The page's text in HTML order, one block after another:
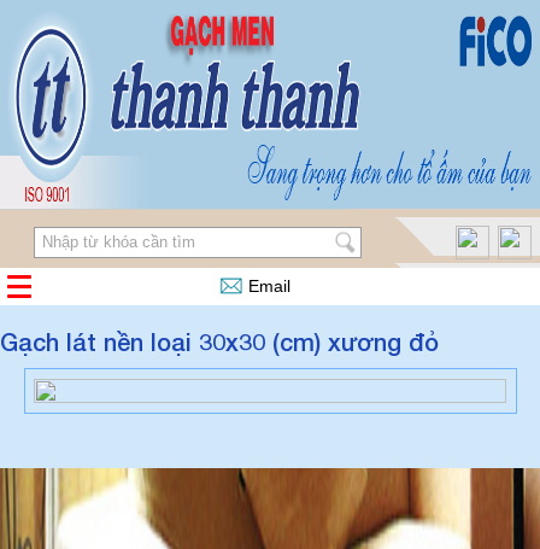
Email
Gạch lát nền loại 30x30 (cm) xương đỏ